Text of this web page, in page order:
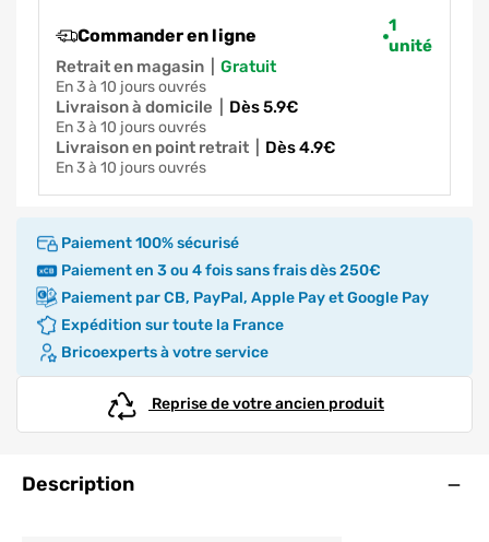
Commander en ligne
1
unité
Retrait en magasin
gratuit
en 3 à 10 jours ouvrés
Livraison à domicile dès 5.9€
en 3 à 10 jours ouvrés
Livraison en point retrait dès 4.9€
en 3 à 10 jours ouvrés
Paiement 100% sécurisé
Paiement en 3 ou 4 fois sans frais dès 250€
Paiement par CB, PayPal, Apple Pay et Google Pay
Expédition sur toute la France
Bricoexperts à votre service
Reprise de votre ancien produit
Description